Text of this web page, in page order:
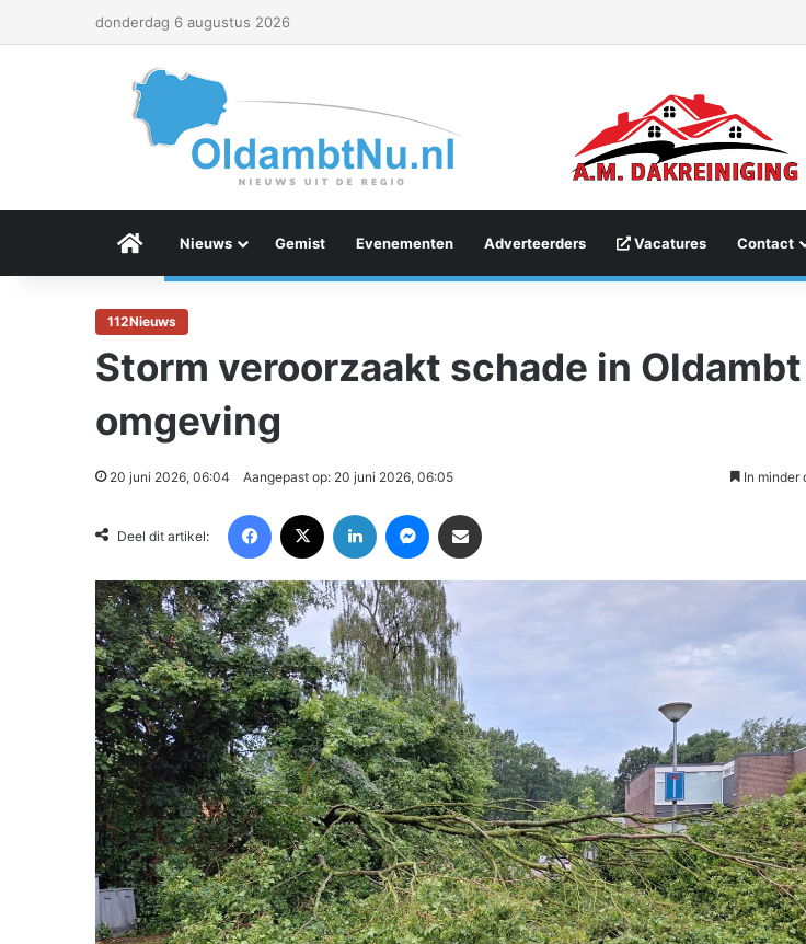
donderdag 6 augustus 2026
Menu Item
Nieuws Gemist Evenementen Adverteerders Vacatures Contact
112Nieuws
Storm veroorzaakt schade in
omgeving
20 juni 2026, 06:04 Aangepast op: 20 juni 2026, 06:05 In minder
Deel dit artikel: